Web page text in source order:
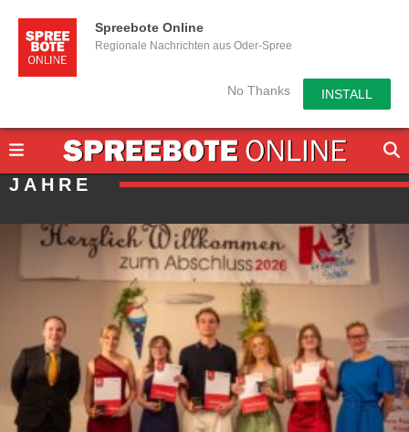
Spreebote Online
Regionale Nachrichten aus Oder-Spree
No Thanks INSTALL
JAHRE